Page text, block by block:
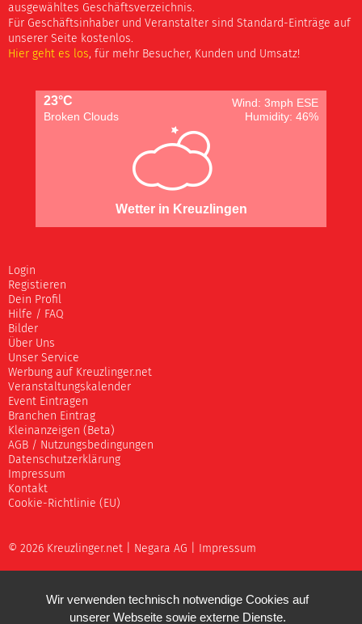
ausgewähltes Geschäftsverzeichnis.
Für Geschäftsinhaber und Veranstalter sind Standard-Einträge auf
unserer Seite kostenlos.
Hier geht es los, für mehr Besucher, Kunden und Umsatz!
23°C
Wind: 3mph ESE
Broken Clouds
Humidity: 46%
Wetter in Kreuzlingen
Login
Registieren
Dein Profil
Hilfe / FAQ
Bilder
Über Uns
Unser Service
Werbung auf Kreuzlinger.net
Veranstaltungskalender
Event Eintragen
Branchen Eintrag
Kleinanzeigen (Beta)
AGB / Nutzungsbedingungen
Datenschutzerklärung
Impressum
Kontakt
Cookie-Richtlinie (EU)
© 2026 Kreuzlinger.net | Negara AG Impressum
Wir verwenden technisch notwendige Cookies auf
unserer Webseite sowie externe Dienste.